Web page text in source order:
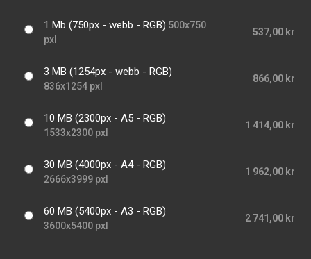
1 Mb (750px - webb - RGB) 500x750
pxl
537,00 kr
3 MB (1254px - webb - RGB)
836x1254 pxl
866,00 kr
10 MB (2300px - A5 - RGB)
1533x2300 pxl
1 414,00 kr
30 MB (4000px - A4 - RGB)
2666x3999 pxl
1 962,00 kr
60 MB (5400px - A3 - RGB)
3600x5400 pxl
2 741,00 kr